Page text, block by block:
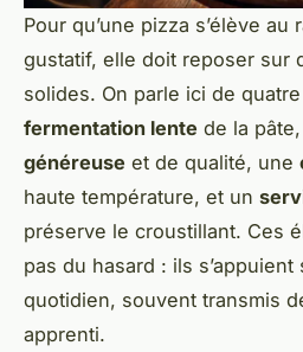
Pour qu’une pizza s’élève
gustatif, elle doit reposer sur
solides. On parle ici de
fermentation lente de la
généreuse et de qualité, une
haute température, et un
préserve le croustillant. Ces
pas du hasard : ils
quotidien, souvent transmis
apprenti.